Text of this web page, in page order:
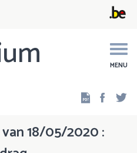
MENU
18/05/2020 :